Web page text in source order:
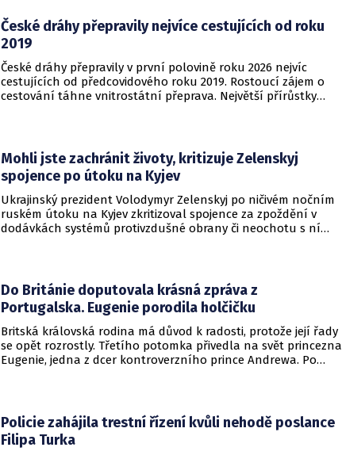
České dráhy přepravily nejvíce cestujících od roku
2019
České dráhy přepravily v první polovině roku 2026 nejvíc
cestujících od předcovidového roku 2019. Rostoucí zájem o
cestování táhne vnitrostátní přeprava. Největší přírůstky
individuálním motorismem.
Mohli jste zachránit životy, kritizuje Zelenskyj
spojence po útoku na Kyjev
Ukrajinský prezident Volodymyr Zelenskyj po ničivém nočním
ruském útoku na Kyjev zkritizoval spojence za zpoždění v
dodávkách systémů protivzdušné obrany či neochotu s ní
Do Británie doputovala krásná zpráva z
Portugalska. Eugenie porodila holčičku
Britská královská rodina má důvod k radosti, protože její řady
se opět rozrostly. Třetího potomka přivedla na svět princezna
Eugenie, jedna z dcer kontroverzního prince Andrewa. Po
Policie zahájila trestní řízení kvůli nehodě poslance
Filipa Turka